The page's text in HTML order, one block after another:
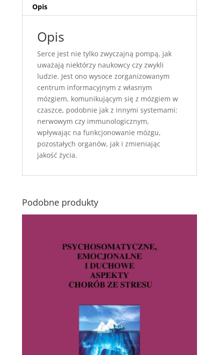
Opis
Opis
Serce jest nie tylko zwyczajną pompą, jak
uważają niektórzy naukowcy czy zwykli
ludzie. Jest ono wysoce zorganizowanym
centrum informacyjnym z własnym
mózgiem, komunikującym się z mózgiem w
czaszce, podobnie jak z innymi systemami:
nerwowym czy immunologicznym,
wpływając na funkcjonowanie mózgu,
pozostałych organów, jak i zmieniając
jakość życia.
Podobne produkty